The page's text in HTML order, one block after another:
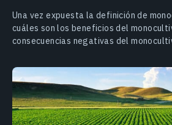
Una vez expuesta la definición de
cuáles son los beneficios del
consecuencias negativas del